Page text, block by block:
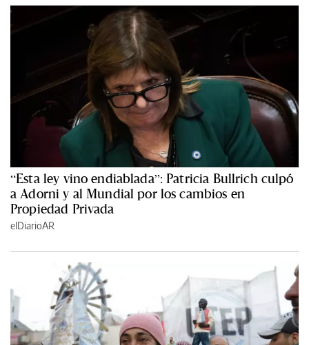
“Esta ley vino endiablada”: Patricia Bullrich culpó
a Adorni y al Mundial por los cambios en
Propiedad Privada
elDiarioAR